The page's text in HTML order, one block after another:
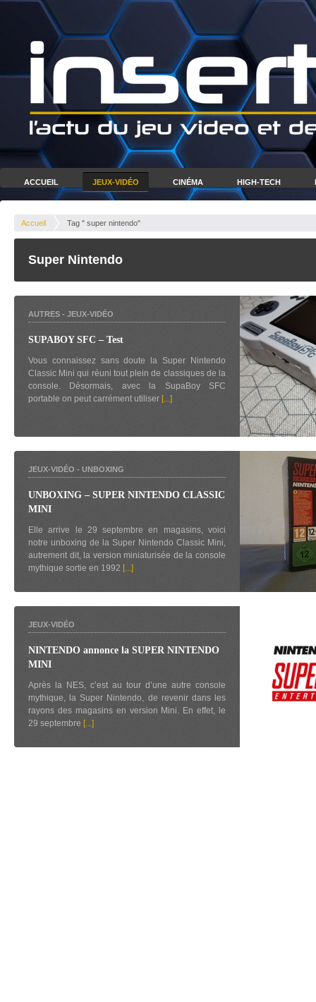
ACCUEIL JEUX-VIDÉO CINÉMA HIGH-TECH
Accueil Tag " super nintendo"
Super Nintendo
AUTRES - JEUX-VIDÉO
SUPABOY SFC – Test
Vous connaissez sans doute la Super Nintendo
Classic Mini qui réuni tout plein de classiques de la
console. Désormais, avec la SupaBoy SFC
portable on peut carrément utiliser [...]
JEUX-VIDÉO - UNBOXING
UNBOXING – SUPER NINTENDO CLASSIC
MINI
Elle arrive le 29 septembre en magasins, voici
notre unboxing de la Super Nintendo Classic Mini,
autrement dit, la version miniaturisée de la console
mythique sortie en 1992 [...]
JEUX-VIDÉO
NINTENDO annonce la SUPER NINTENDO
MINI
Après la NES, c’est au tour d’une autre console
mythique, la Super Nintendo, de revenir dans les
rayons des magasins en version Mini. En effet, le
29 septembre [...]